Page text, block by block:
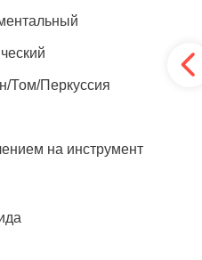
Том/Перкуссия
на инструмент
3 890 ₽